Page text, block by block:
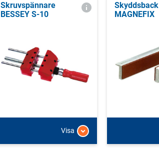
Skruvspännare
BESSEY S-10
Visa
Skyddsback
MAGNEFIX